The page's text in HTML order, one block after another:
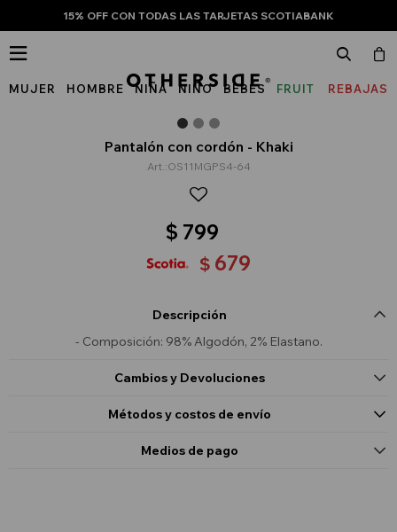
15% OFF CON TODAS LAS TARJETAS SCOTIABANK
MUJER HOMBRE NIÑA NIÑO BEBÉS
FRUIT
THE
REBAJAS

Pantalón con cordón - Khaki
OS11MGPS4-64
$ 799
$ 679
Descripción
- Composición: 98% Algodón, 2% Elastano.
Cambios y Devoluciones
Métodos y costos de envío
Medios de pago